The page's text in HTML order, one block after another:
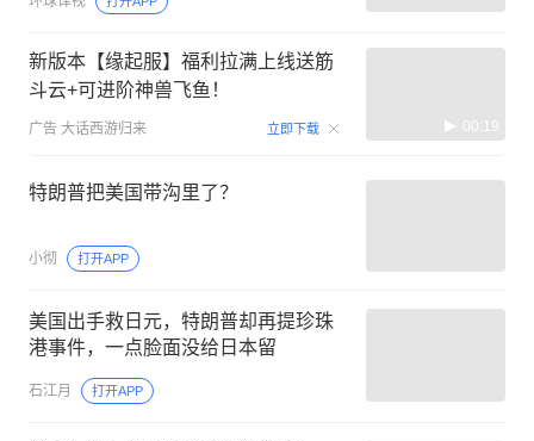
新版本【缘起服】福利拉满上线送筋
斗云+可进阶神兽飞鱼！
广告 大话西游归来 立即下载 00:19
特朗普把美国带沟里了？
小彻 打开APP
美国出手救日元，特朗普却再提珍珠
港事件，一点脸面没给日本留
石江月 打开APP